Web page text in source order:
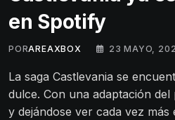
en Spotify
PORAREAXBOX 23 MAYO,
La saga Castlevania se
dulce. Con una adaptación
y dejándose ver cada vez